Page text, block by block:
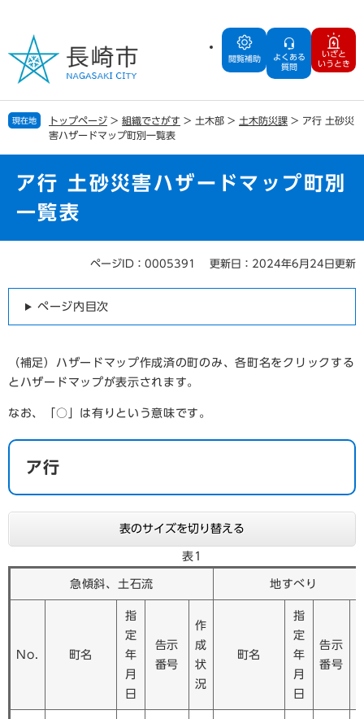
の
で
す
ー
ば
し
閲覧補助
よくある
質問
いざと
いうとき
現在地 トップページ > 組織でさがす > 土木部 > 土木防災課 > ア行 土砂災
害ハザードマップ町別一覧表
ア行 土砂災害ハザードマップ町別
一覧表
ページID：0005391 更新日：2024年6月24日更新
ページ内目次
（補足）ハザードマップ作成済の町のみ、各町名をクリックする
とハザードマップが表示されます。
なお、「○」は有りという意味です。
ア行
表のサイズを切り替える
表1
急傾斜、土石流 地すべり
No. 町名
指
定
年
月
日
告示
番号
作
成
状
況
町名
指
定
年
月
日
告示
番号